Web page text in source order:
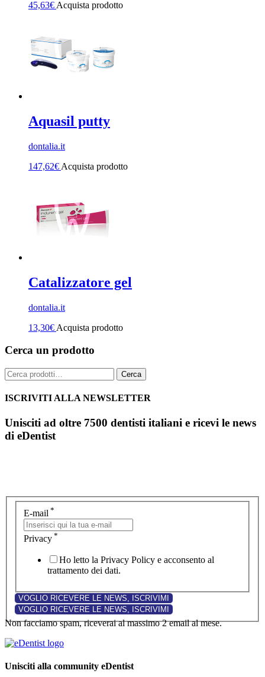
45,63€ Acquista prodotto
Aquasil putty
dontalia.it
147,62€ Acquista prodotto
Catalizzatore gel
dontalia.it
13,30€ Acquista prodotto
Cerca un prodotto
Cerca: Cerca
ISCRIVITI ALLA NEWSLETTER
Unisciti ad oltre 7500 dentisti italiani e ricevi le news
di eDentist
E-mail *
Privacy *
Ho letto la Privacy Policy e acconsento al
trattamento dei dati.
Non facciamo spam, riceverai al massimo 2 email al mese.
Unisciti alla community eDentist